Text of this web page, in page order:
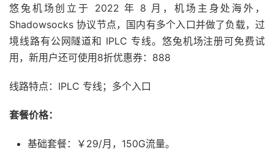
悠兔机场创立于 2022 年 8 月，机场主身处海外，
Shadowsocks 协议节点，国内有多个入口并做了负载，过
境线路有公网隧道和 IPLC 专线。悠兔机场注册可免费试
用，新用户还可使用8折优惠券：888
线路特点：IPLC 专线；多个入口
套餐价格：
基础套餐：￥29/月，150G流量。